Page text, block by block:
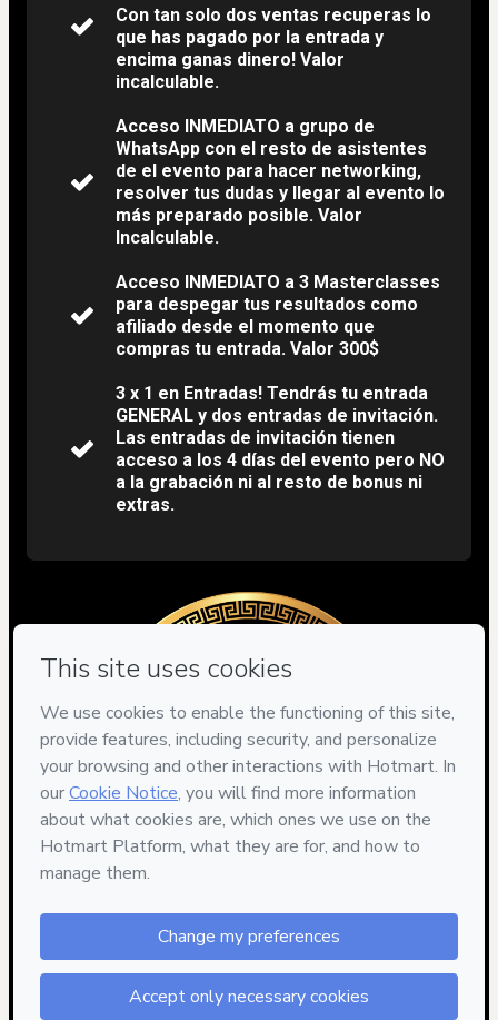
Con tan solo dos ventas recuperas lo
que has pagado por la entrada y
encima ganas dinero! Valor
incalculable.
​Acceso INMEDIATO a grupo de
WhatsApp con el resto de asistentes
de el evento para hacer networking,
resolver tus dudas y llegar al evento lo
más preparado posible. Valor
Incalculable.
​Acceso INMEDIATO a 3 Masterclasses
para despegar tus resultados como
afiliado desde el momento que
compras tu entrada. Valor 300$
3 x 1 en Entradas! Tendrás tu entrada
GENERAL y dos entradas de invitación.
Las entradas de invitación tienen
acceso a los 4 días del evento pero NO
a la grabación ni al resto de bonus ni
extras.
GARANTÍA LEGENDARIA:
piensas que lo aprendido en el evento no ha valido
por lo menos 10 veces más que lo que has pagado,